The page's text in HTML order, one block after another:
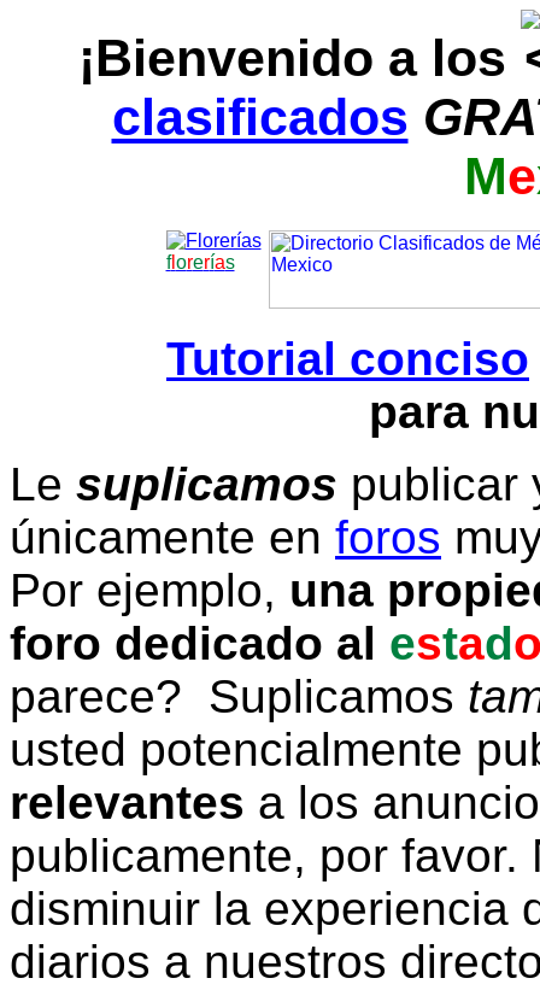
¡Bienvenido a los
clasificados
Me
florerías
Tutorial conciso
para
Le suplicamos publicar
únicamente en foros
Por ejemplo, una
foro dedicado al estad
parece? Suplicamos
usted potencialmente
relevantes a los
publicamente, por
disminuir la experiencia
diarios a nuestros